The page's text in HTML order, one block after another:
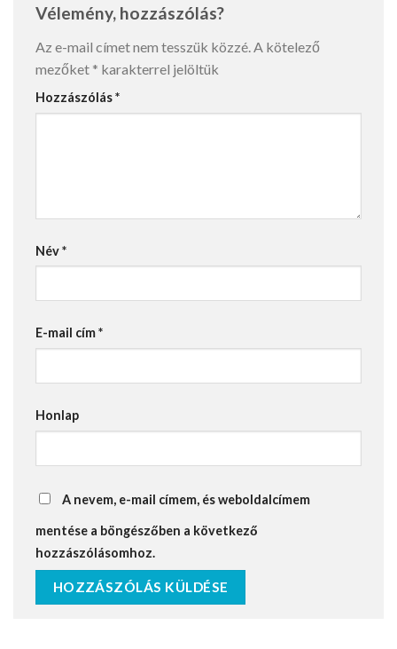
Vélemény, hozzászólás?
Az e-mail címet nem tesszük közzé.A kötelező
mezőket * karakterrel jelöltük
Hozzászólás*
Név*
E-mail cím*
Honlap
A nevem, e-mail címem, és weboldalcímem
mentése a böngészőben a következő
hozzászólásomhoz.